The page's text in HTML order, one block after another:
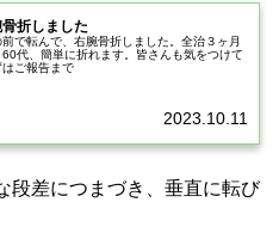
折しました
で転んで、右腕骨折しました。全治３ヶ月
代、簡単に折れます。皆さんも気をつけて
ご報告まで
2023.10.11
段差につまづき、垂直に転び